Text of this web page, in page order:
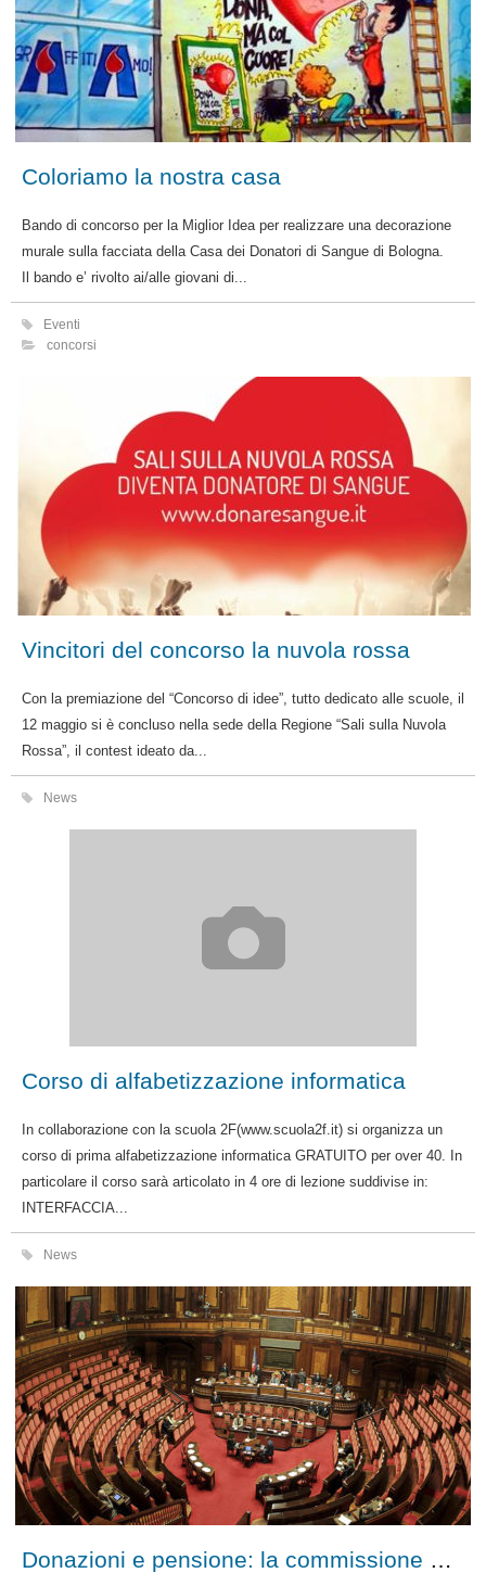
Coloriamo la nostra casa
Bando di concorso per la Miglior Idea per realizzare una decorazione
murale sulla facciata della Casa dei Donatori di Sangue di Bologna.
Il bando e’ rivolto ai/alle giovani di...
Eventi
concorsi
Vincitori del concorso la nuvola rossa
Con la premiazione del “Concorso di idee”, tutto dedicato alle scuole, il
12 maggio si è concluso nella sede della Regione “Sali sulla Nuvola
Rossa”, il contest ideato da...
News
Corso di alfabetizzazione informatica
In collaborazione con la scuola 2F(www.scuola2f.it) si organizza un
corso di prima alfabetizzazione informatica GRATUITO per over 40. In
particolare il corso sarà articolato in 4 ore di lezione suddivise in:
INTERFACCIA...
News
Donazioni e pensione: la commissione affari costituzionali accoglie l’emendamento.